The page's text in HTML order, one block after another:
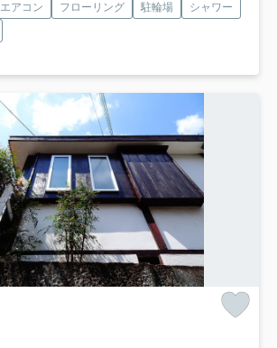
エアコン フローリング 駐輪場
シャワー